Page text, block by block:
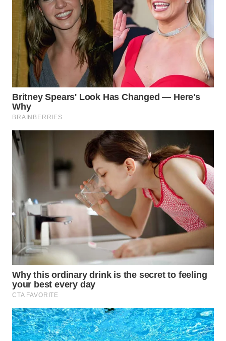
TAPANULI
UTARA
WN
SAMOSIR
WN
PADANG
LAWAS
SUMEDANG
WN
KEPULAUAN
SERIBU
WN
TANGERANG
WN
BINJAI
WN
CIREBON